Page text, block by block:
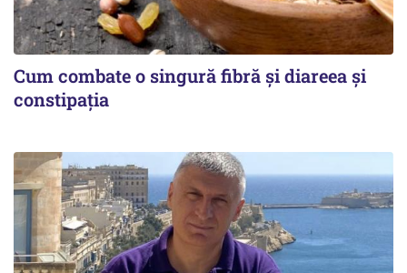
Cum combate o singură fibră și diareea și
constipația